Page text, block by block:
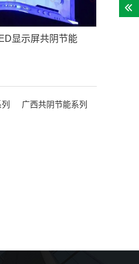
显示屏共阴节能
广西共阴节能系列